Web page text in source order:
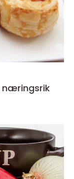
næringsrik